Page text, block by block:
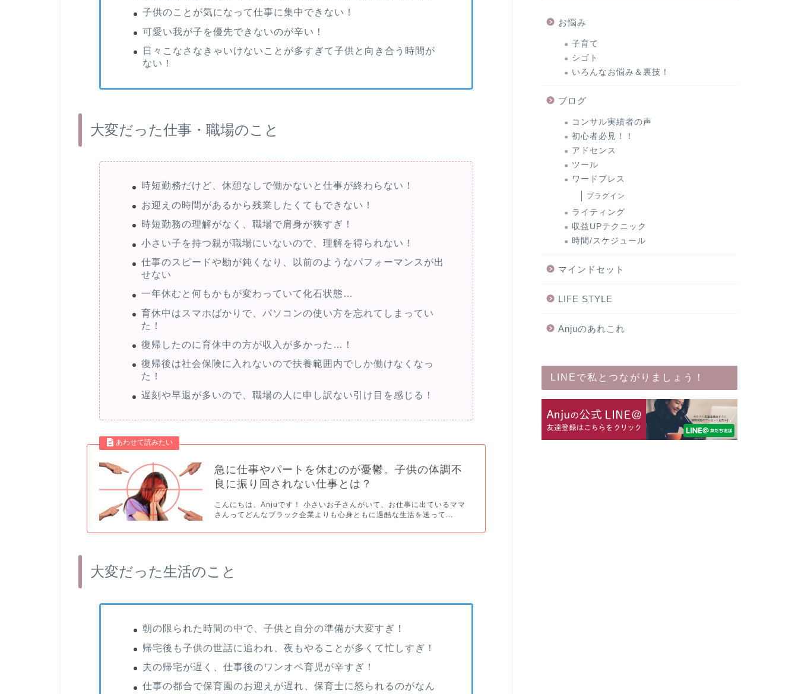
子供のことが気になって仕事に集中できない！
可愛い我が子を優先できないのが辛い！
日々こなさなきゃいけないことが多すぎて子供と向き合う時間が
ない！
大変だった仕事・職場のこと
時短勤務だけど、休憩なしで働かないと仕事が終わらない！
お迎えの時間があるから残業したくてもできない！
時短勤務の理解がなく、職場で肩身が狭すぎ！
小さい子を持つ親が職場にいないので、理解を得られない！
仕事のスピードや勘が鈍くなり、以前のようなパフォーマンスが出
せない
一年休むと何もかもが変わっていて化石状態…
育休中はスマホばかりで、パソコンの使い方を忘れてしまってい
た！
復帰したのに育休中の方が収入が多かった…！
復帰後は社会保険に入れないので扶養範囲内でしか働けなくなっ
た！
遅刻や早退が多いので、職場の人に申し訳ない引け目を感じる！
急に仕事やパートを休むのが憂鬱。子供の体調不
良に振り回されない仕事とは？
こんにちは、Anjuです！ 小さいお子さんがいて、お仕事に出ているママ
さんってどんなブラック企業よりも心身ともに過酷な生活を送って...
大変だった生活のこと
朝の限られた時間の中で、子供と自分の準備が大変すぎ！
帰宅後も子供の世話に追われ、夜もやることが多くて忙しすぎ！
夫の帰宅が遅く、仕事後のワンオペ育児が辛すぎ！
仕事の都合で保育園のお迎えが遅れ、保育士に怒られるのがなん
お悩み
子育て
シゴト
いろんなお悩み＆裏技！
ブログ
コンサル実績者の声
初心者必見！！
アドセンス
ツール
ワードプレス
プラグイン
ライティング
収益UPテクニック
時間/スケジュール
マインドセット
LIFE STYLE
Anjuのあれこれ
LINEで私とつながりましょう！